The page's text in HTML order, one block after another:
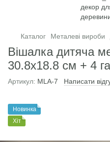
Каталог Металеві вироби
Вішалка дитяча
30.8х18.8 см + 4
Артикул: MLA-7 Написати
Новинка
Хіт